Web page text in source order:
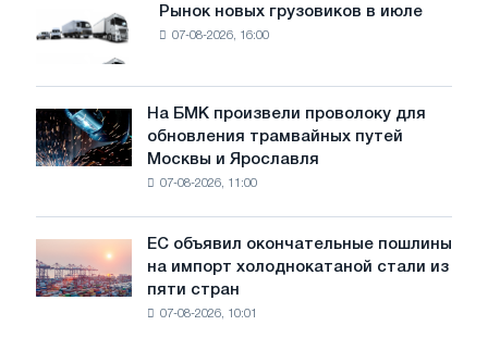
достижения
целей
обезуглероживания
Рынок
новых
грузовиков
в
июле
Рынок новых грузовиков в июле
07-08-2026, 16:00
На
БМК
произвели
трамвайных
путей
Москвы
На БМК произвели проволоку для
обновления трамвайных путей
Москвы и Ярославля
07-08-2026, 11:00
объявил
окончательные
ЕС объявил окончательные пошлины
на импорт холоднокатаной стали из
пяти стран
07-08-2026, 10:01